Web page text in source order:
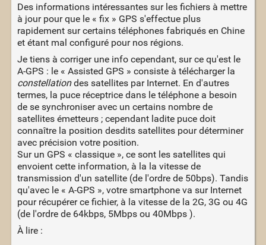
Des informations intéressantes sur les fichiers à mettre
à jour pour que le « fix » GPS s'effectue plus
rapidement sur certains téléphones fabriqués en Chine
et étant mal configuré pour nos régions.
Je tiens à corriger une info cependant, sur ce qu'est le
A-GPS : le « Assisted GPS » consiste à télécharger la
constellationdes satellites par Internet. En d'autres
termes, la puce réceptrice dans le téléphone a besoin
de se synchroniser avec un certains nombre de
satellites émetteurs ; cependant ladite puce doit
connaître la position desdits satellites pour déterminer
avec précision votre position.
Sur un GPS « classique », ce sont les satellites qui
envoient cette information, à la la vitesse de
transmission d'un satellite (de l'ordre de 50bps). Tandis
qu'avec le « A-GPS », votre smartphone va sur Internet
pour récupérer ce fichier, à la vitesse de la 2G, 3G ou 4G
(de l'ordre de 64kbps, 5Mbps ou 40Mbps ).
À lire :